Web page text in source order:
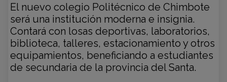
El nuevo colegio Politécnico de Chimbote
será una institución moderna e insignia.
Contará con losas deportivas, laboratorios,
biblioteca, talleres, estacionamiento y otros
equipamientos, beneficiando a estudiantes
de secundaria de la provincia del Santa.